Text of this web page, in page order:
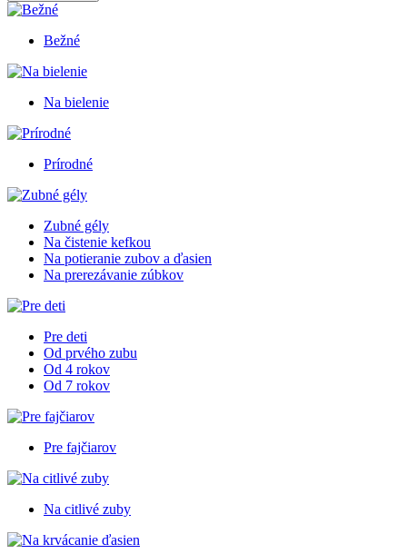
Bežné
Na bielenie
Prírodné
Zubné gély
Na čistenie kefkou
Na potieranie zubov a ďasien
Na prerezávanie zúbkov
Pre deti
Od prvého zubu
Od 4 rokov
Od 7 rokov
Pre fajčiarov
Na citlivé zuby